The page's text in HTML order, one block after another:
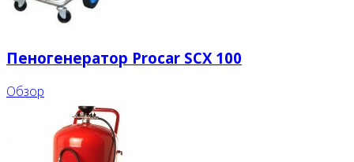
Пеногенератор Procar SCX 100
Обзор